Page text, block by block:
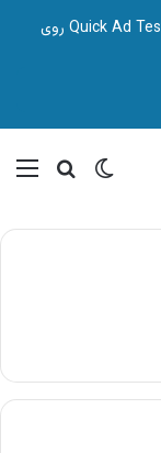
🎯 قبل از شروع کمپین، تصمیم درست بگیر! با Quick Ad Test روی
تغییر پوسته